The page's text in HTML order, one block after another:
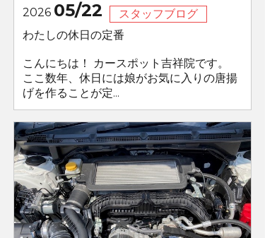
2026 05/22
スタッフブログ
わたしの休日の定番
こんにちは！ カースポット吉祥院です。
ここ数年、休日には娘がお気に入りの唐揚
げを作ることが定...